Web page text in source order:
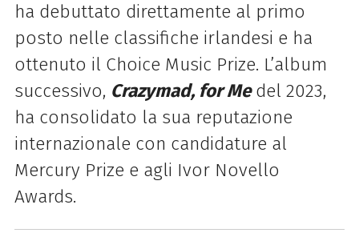
ha debuttato direttamente al primo
posto nelle classifiche irlandesi e ha
ottenuto il Choice Music Prize. L’album
successivo, Crazymad, for Medel 2023,
ha consolidato la sua reputazione
internazionale con candidature al
Mercury Prize e agli Ivor Novello
Awards.